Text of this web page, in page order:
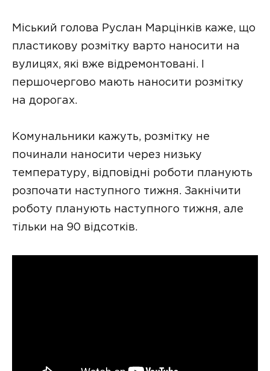
Міський голова Руслан Марцінків каже, що
пластикову розмітку варто наносити на
вулицях, які вже відремонтовані. І
першочергово мають наносити розмітку
на дорогах.
Комунальники кажуть, розмітку не
починали наносити через низьку
температуру, відповідні роботи планують
розпочати наступного тижня. Закнічити
роботу планують наступного тижня, але
тільки на 90 відсотків.